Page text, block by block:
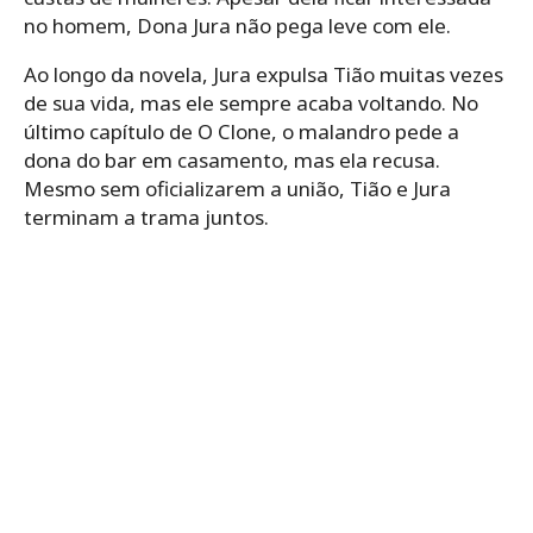
no homem, Dona Jura não pega leve com ele.
Ao longo da novela, Jura expulsa Tião muitas vezes
de sua vida, mas ele sempre acaba voltando. No
último capítulo de O Clone, o malandro pede a
dona do bar em casamento, mas ela recusa.
Mesmo sem oficializarem a união, Tião e Jura
terminam a trama juntos.